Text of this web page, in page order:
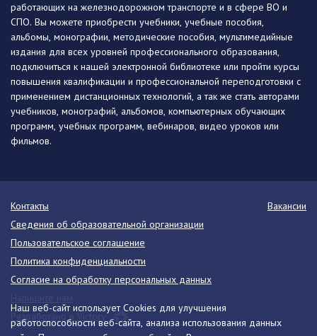
Наш веб-сайт использует Cookies для улучшения
работоспособности веб-сайта, анализа использования данных
работающих на железнодорожном транспорте и в сфере ВО и
СПО. Вы можете приобрести учебники, учебные пособия,
альбомы, монографии, методические пособия, мультимедийные
издания для всех уровней профессионального образования,
подключиться к нашей электронной библиотеке или пройти курсы
повышения квалификации и профессиональной переподготовки с
применением дистанционных технологий, а так же стать авторами
учебников, монографий, альбомов, компьютерных обучающих
программ, учебных программ, вебинаров, видео уроков или
фильмов.
Контакты
Вакансии
Сведения об образовательной организации
Пользовательское соглашение
Политика конфиденциальности
Согласие на обработку персональных данных
Разработано в Victory